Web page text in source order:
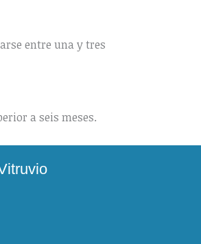
entre una y tres
a seis meses.